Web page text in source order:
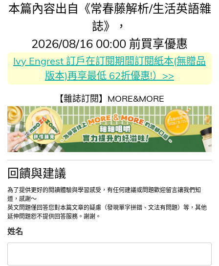
本篇內容出自《常春藤解析/生活英語雜
誌》，
2026/08/16 00:00 前買享優惠
Ivy Engrest 訂戶在訂閱期間訂閱紙本(無贈品
版本)再享最低 62折優惠!）>>
【雜誌訂閱】MORE&MORE
回饋與建議
為了提供更好的閱讀體驗與學習感受，有任何建議或問題歡迎留言讓我們知
道，感謝～
英文問題僅回答您對本篇文章的疑慮（發現單字拼錯、文法有問題）等，其他
延伸問題恕不提供回答服務。謝謝。
姓名